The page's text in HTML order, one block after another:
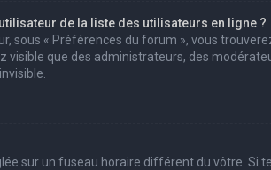
de la liste des utilisateurs en ligne ?
sous « Préférences du forum », vous
visible que des administrateurs, des
sur un fuseau horaire différent du vôtre. Si